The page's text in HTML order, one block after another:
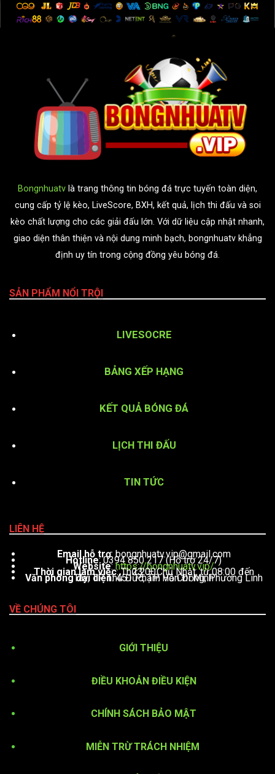
Bongnhuatv là trang thông tin bóng đá trực tuyến toàn diện,
cung cấp tỷ lệ kèo, LiveScore, BXH, kết quả, lịch thi đấu và soi
kèo chất lượng cho các giải đấu lớn. Với dữ liệu cập nhật nhanh,
giao diện thân thiện và nội dung minh bạch, bongnhuatv khẳng
định uy tín trong cộng đồng yêu bóng đá.
SẢN PHẨM NỔI TRỘI
LIVESOCRE
BẢNG XẾP HẠNG
KẾT QUẢ BÓNG ĐÁ
LỊCH THI ĐẤU
TIN TỨC
LIÊN HỆ
Email hỗ trợ:bongnhuatv.vip@gmail.com
Hotline: 0394 850 217 (Hỗ trợ 24/7)
Website:https://bongnhuatv.vip/
Thời gian làm việc : Thứ 2 – Chủ Nhật, từ 08:00 đến 23:00
Văn phòng đại diện: 451 Phạm Văn Đồng, Phường Linh Tây, TP. Thủ Đức, TP. Hồ Chí Minh
VỀ CHÚNG TÔI
GIỚI THIỆU
ĐIỀU KHOẢN ĐIỀU KIỆN
CHÍNH SÁCH BẢO MẬT
MIỄN TRỪ TRÁCH NHIỆM